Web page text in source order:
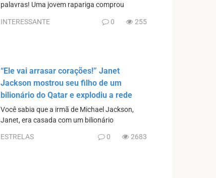
palavras! Uma jovem rapariga comprou
INTERESSANTE 0 255
“Ele vai arrasar corações!” Janet
Jackson mostrou seu filho de um
bilionário do Qatar e explodiu a rede
Você sabia que a irmã de Michael Jackson,
Janet, era casada com um bilionário
ESTRELAS 0 2683